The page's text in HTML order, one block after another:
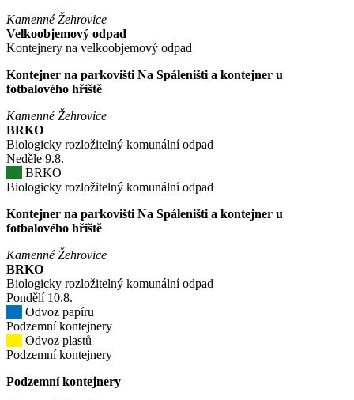
Kamenné Žehrovice
Velkoobjemový odpad
Kontejnery na velkoobjemový odpad
Kontejner na parkovišti Na Spáleništi a kontejner u
fotbalového hřiště
Kamenné Žehrovice
BRKO
Biologicky rozložitelný komunální odpad
Neděle 9.8.
BRKO
Biologicky rozložitelný komunální odpad
Kontejner na parkovišti Na Spáleništi a kontejner u
fotbalového hřiště
Kamenné Žehrovice
BRKO
Biologicky rozložitelný komunální odpad
Pondělí 10.8.
Odvoz papíru
Podzemní kontejnery
Odvoz plastů
Podzemní kontejnery
Podzemní kontejnery